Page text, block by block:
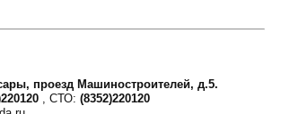
проезд Машиностроителей, д.5.
, СТО: (8352)220120